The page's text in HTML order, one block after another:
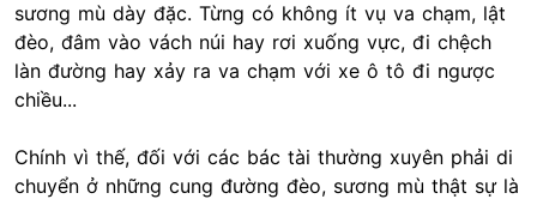
sương mù dày đặc. Từng có không ít vụ va chạm, lật
đèo, đâm vào vách núi hay rơi xuống vực, đi chệch
làn đường hay xảy ra va chạm với xe ô tô đi ngược
chiều...
Chính vì thế, đối với các bác tài thường xuyên phải di
chuyển ở những cung đường đèo, sương mù thật sự là